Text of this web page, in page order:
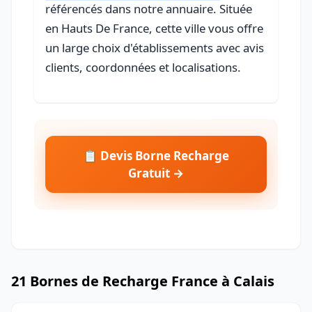
référencés dans notre annuaire. Située
en Hauts De France, cette ville vous offre
un large choix d'établissements avec avis
clients, coordonnées et localisations.
📋 Devis Borne Recharge
Gratuit →
21 Bornes de Recharge France à Calais